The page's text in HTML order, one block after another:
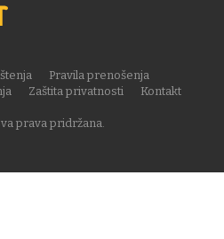
prava pridržana.
Pravila prenošenja
Zaštita privatnosti
Kontakt